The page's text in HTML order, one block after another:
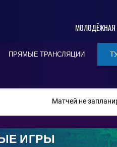
МОЛОДЁЖНАЯ
ПРЯМЫЕ ТРАНСЛЯЦИИ
Матчей не
ИГРЫ